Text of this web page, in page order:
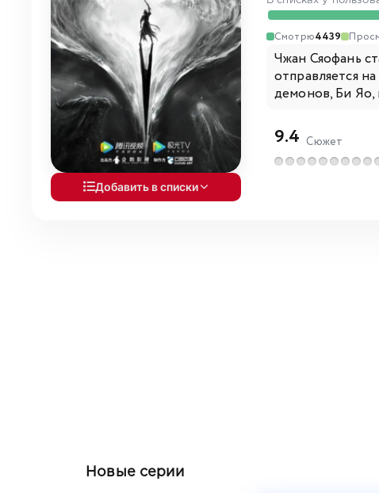
Добавить в списки
Смотрю4439
Чжан Сяофань
отправляется
демонов, Би
9.4 Сюжет
Новые серии